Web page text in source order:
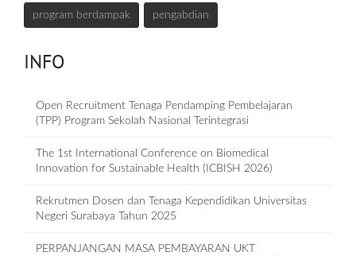
program berdampak pengabdian
INFO
Open Recruitment Tenaga Pendamping Pembelajaran
(TPP) Program Sekolah Nasional Terintegrasi
The 1st International Conference on Biomedical
Innovation for Sustainable Health (ICBISH 2026)
Rekrutmen Dosen dan Tenaga Kependidikan Universitas
Negeri Surabaya Tahun 2025
PERPANJANGAN MASA PEMBAYARAN UKT